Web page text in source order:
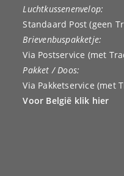
Luchtkussenenvelop:
Standaard Post (geen
Brievenbuspakketje:
Via Postservice (met
Pakket / Doos:
Via Pakketservice (met
Voor België klik hier